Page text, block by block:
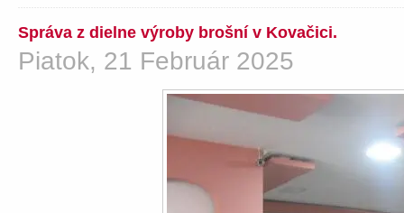
Správa z dielne výroby brošní v Kovačici.
Piatok, 21 Február 2025